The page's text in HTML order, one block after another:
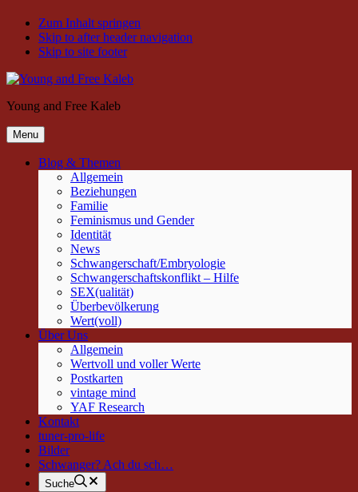
Zum Inhalt springen
Skip to after header navigation
Skip to site footer
Young and Free Kaleb
Menu
Blog & Themen
Allgemein
Beziehungen
Familie
Feminismus und Gender
Identität
News
Schwangerschaft/Embryologie
Schwangerschaftskonflikt – Hilfe
SEX(ualität)
Überbevölkerung
Wert(voll)
Über Uns
Allgemein
Wertvoll und voller Werte
Postkarten
vintage mind
YAF Research
Kontakt
tuner-pro-life
Bilder
Schwanger? Ach du sch…
Suche